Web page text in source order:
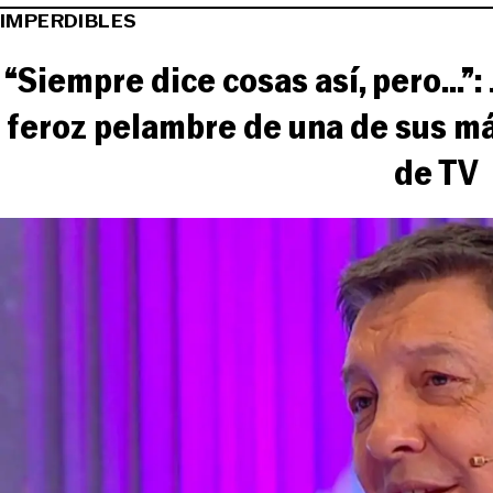
IMPERDIBLES
“Siempre dice cosas así,
feroz pelambre de una de sus
de TV